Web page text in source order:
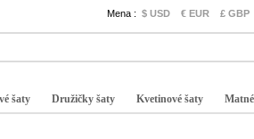
Mena : $ USD € EUR £ GBP
šaty Družičky šaty Kvetinové šaty